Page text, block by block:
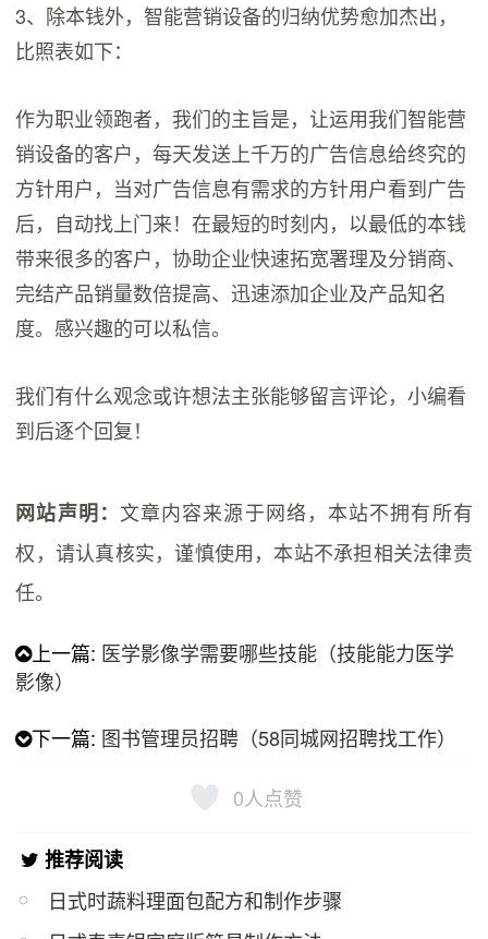
3、除本钱外，智能营销设备的归纳优势愈加杰出，
比照表如下：
作为职业领跑者，我们的主旨是，让运用我们智能营
销设备的客户，每天发送上千万的广告信息给终究的
方针用户，当对广告信息有需求的方针用户看到广告
后，自动找上门来！在最短的时刻内，以最低的本钱
带来很多的客户，协助企业快速拓宽署理及分销商、
完结产品销量数倍提高、迅速添加企业及产品知名
度。感兴趣的可以私信。
我们有什么观念或许想法主张能够留言评论，小编看
到后逐个回复！
网站声明： 文章内容来源于网络，本站不拥有所有
权，请认真核实，谨慎使用，本站不承担相关法律责
任。
上一篇: 医学影像学需要哪些技能（技能能力医学
影像）
下一篇: 图书管理员招聘（58同城网招聘找工作）
0人点赞
推荐阅读
日式时蔬料理面包配方和制作步骤